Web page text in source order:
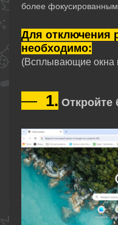
более
Для отключения
необходимо:
(Всплывающие окна
— 1. Откройте